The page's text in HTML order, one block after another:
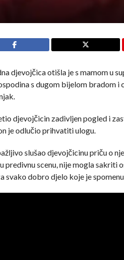
djevojčica otišla je s mamom u
s dugom bijelom bradom i
djevojčicin zadivljen pogled i
je odlučio prihvatiti ulogu.
slušao djevojčicinu priču o
predivnu scenu, nije mogla
svako dobro djelo koje je